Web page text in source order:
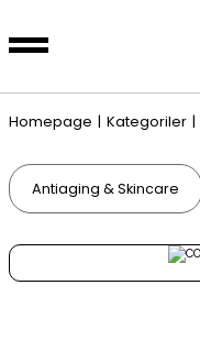
Homepage Kategoriler
Antiaging & Skincare